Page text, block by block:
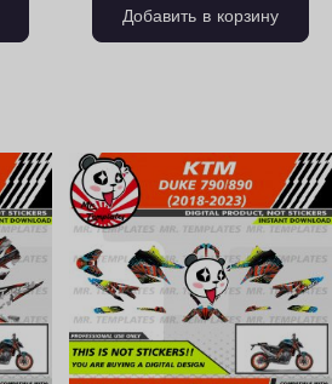
Добавить в корзину